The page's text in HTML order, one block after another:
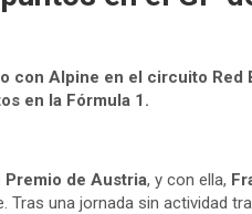
con Alpine en el circuito Red
en la Fórmula 1.
Premio de Austria, y con ella,
una jornada sin actividad